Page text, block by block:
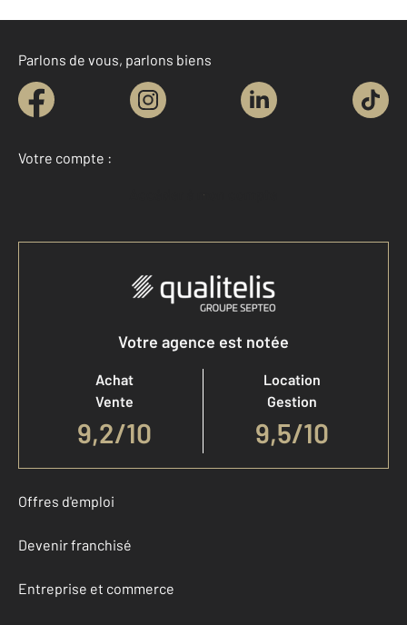
Parlons de vous, parlons biens
Votre compte :
Accéder à mon compte
Votre agence est notée
Achat
Vente
9,2/10
Location
Gestion
9,5/10
Offres d'emploi
Devenir franchisé
Entreprise et commerce